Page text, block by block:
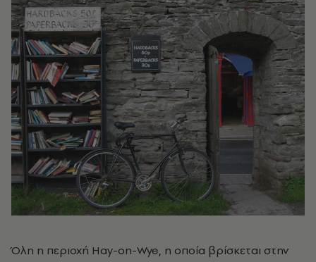
Όλη η περιοχή Hay-on-Wye, η οποία βρίσκεται στην